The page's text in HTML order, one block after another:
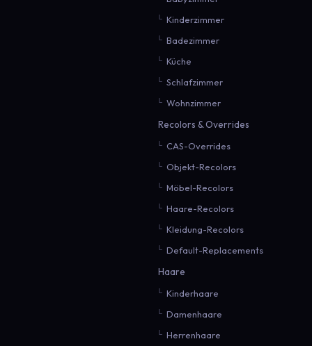
Kinderzimmer
Badezimmer
Küche
Schlafzimmer
Wohnzimmer
Recolors & Overrides
CAS-Overrides
Objekt-Recolors
Möbel-Recolors
Haare-Recolors
Kleidung-Recolors
Default-Replacements
Haare
Kinderhaare
Damenhaare
Herrenhaare